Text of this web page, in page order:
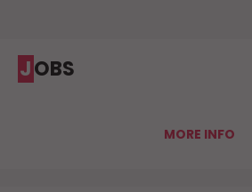
JOBS
MORE INFO